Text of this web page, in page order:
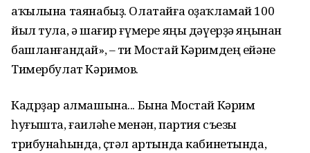
аҡылына таянабыҙ. Олатайға оҙаҡламай 100
йыл тула, ә шағир ғүмере яңы дәүерҙә яңынан
башланғандай», – ти Мостай Кәримдең ейәне
Тимербулат Кәримов.
Кадрҙар алмашына... Бына Мостай Кәрим
һуғышта, ғаиләһе менән, партия съезы
трибунаһында, өҫтәл артында кабинетында,